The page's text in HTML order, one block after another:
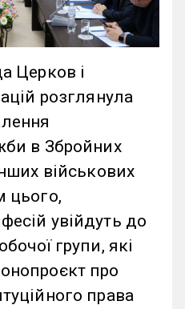
Церков і
розглянула
в Збройних
військових
цього,
увійдуть до
групи, які
про
права